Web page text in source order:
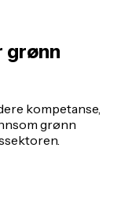
grønn
kompetanse,
grønn